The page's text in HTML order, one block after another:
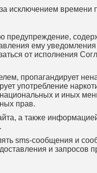
исключением времени
предупреждение,
ему
от исполнения
пропагандирует
употребление
и иных
прав.
а также
sms-сообщения и
и запросов